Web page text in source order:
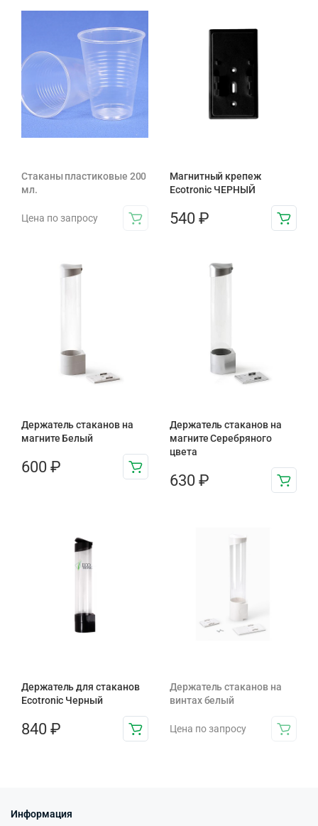
Стаканы пластиковые 200
мл.
Цена по запросу
Магнитный крепеж
Ecotronic ЧЕРНЫЙ
540 ₽
Держатель стаканов на
магните Белый
600 ₽
Держатель стаканов на
магните Серебряного
цвета
630 ₽
Держатель для стаканов
Ecotronic Черный
840 ₽
Держатель стаканов на
винтах белый
Цена по запросу
Информация